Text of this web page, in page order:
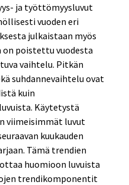
ja työttömyysluvut
vuoden eri
julkaistaan myös
poistettu vuodesta
vaihtelu. Pitkän
suhdannevaihtelu ovat
kuin
Käytetystä
viimeisimmät luvut
kuukauden
Tämä trendien
huomioon luvuista
trendikomponentit